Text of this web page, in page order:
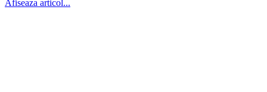
Afiseaza articol...